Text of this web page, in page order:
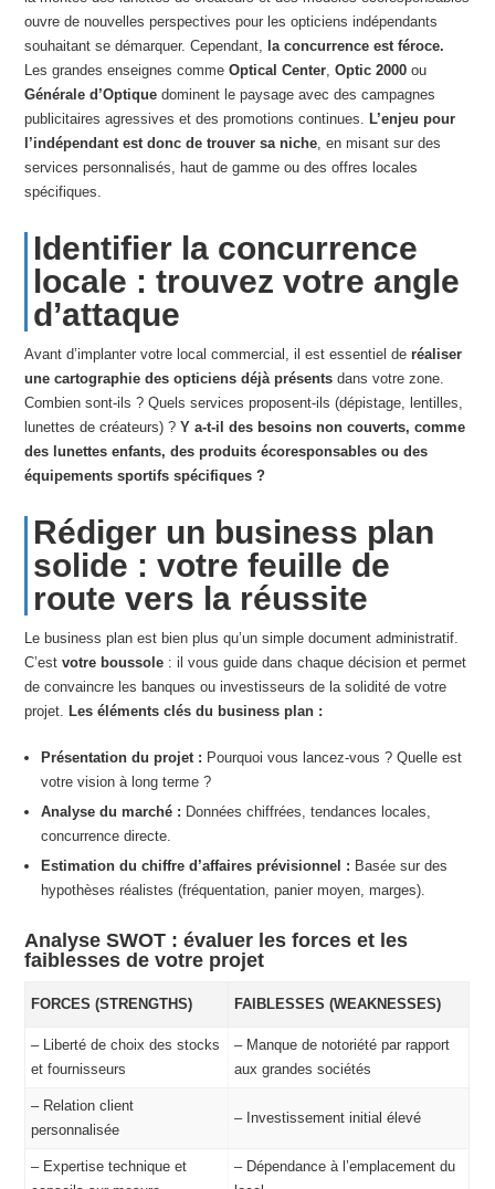
ouvre de nouvelles perspectives pour les opticiens indépendants
souhaitant se démarquer. Cependant, la concurrence est féroce.
Les grandes enseignes commeOptical Center,Optic 2000 ou
Générale d’Optique dominent le paysage avec des campagnes
publicitaires agressives et des promotions continues. L’enjeu pour
l’indépendant est donc de trouver sa niche, en misant sur des
services personnalisés, haut de gamme ou des offres locales
spécifiques.
Identifier la concurrence
locale : trouvez votre angle
d’attaque
Avant d’implanter votre local commercial, il est essentiel deréaliser
une cartographie des opticiens déjà présents dans votre zone.
Combien sont-ils ? Quels services proposent-ils (dépistage, lentilles,
lunettes de créateurs) ?Y a-t-il des besoins non couverts, comme
des lunettes enfants, des produits écoresponsables ou des
équipements sportifs spécifiques ?
Rédiger un business plan
solide : votre feuille de
route vers la réussite
Le business plan est bien plus qu’un simple document administratif.
C’estvotre boussole : il vous guide dans chaque décision et permet
de convaincre les banques ou investisseurs de la solidité de votre
projet. Les éléments clés du business plan :
Présentation du projet : Pourquoi vous lancez-vous ? Quelle est
votre vision à long terme ?
Analyse du marché : Données chiffrées, tendances locales,
concurrence directe.
Estimation du chiffre d’affaires prévisionnel : Basée sur des
hypothèses réalistes (fréquentation, panier moyen, marges).
Analyse SWOT : évaluer les forces et les
faiblesses de votre projet
FORCES (STRENGTHS) FAIBLESSES (WEAKNESSES)
– Liberté de choix des stocks
et fournisseurs
– Manque de notoriété par rapport
aux grandes sociétés
– Relation client
personnalisée
– Investissement initial élevé
– Expertise technique et
– Dépendance à l’emplacement du